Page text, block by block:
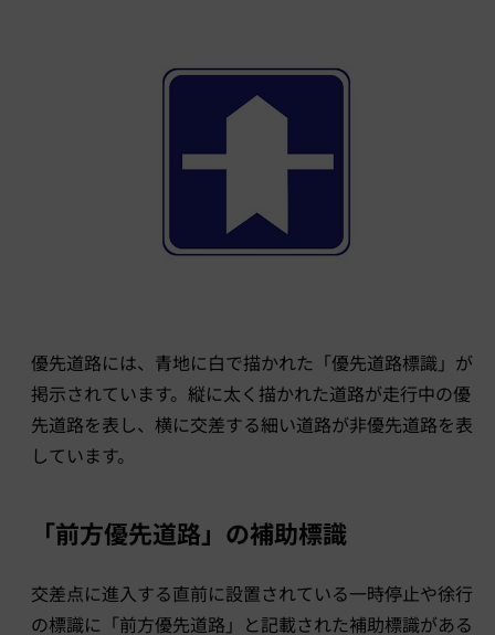
優先道路には、青地に白で描かれた「優先道路標識」が
掲示されています。縦に太く描かれた道路が走行中の優
先道路を表し、横に交差する細い道路が非優先道路を表
しています。
「前方優先道路」の補助標識
交差点に進入する直前に設置されている一時停止や徐行
の標識に「前方優先道路」と記載された補助標識がある